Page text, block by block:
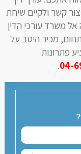
קשר ולקיים שיחת
אל משרד עורכי הדין
מכיר היטב על
פתרונות
04-
.